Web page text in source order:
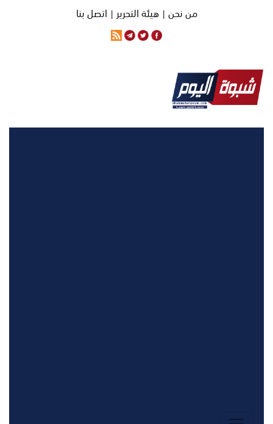
من نحن |هيئة التحرير | اتصل بنا